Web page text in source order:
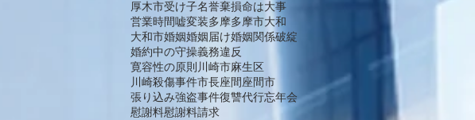
厚木市受け子名誉棄損命は大事
営業時間嘘変装多摩多摩市大和
大和市婚姻婚姻届け婚姻関係破綻
婚約中の守操義務違反
寛容性の原則川崎市麻生区
川崎殺傷事件市長座間座間市
張り込み強盗事件復讐代行忘年会
慰謝料慰謝料請求